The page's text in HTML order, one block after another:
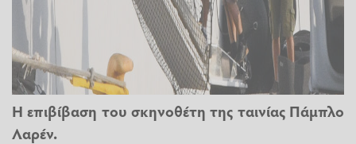
Η επιβίβαση του σκηνοθέτη της ταινίας Πάμπλο
Λαρέν.